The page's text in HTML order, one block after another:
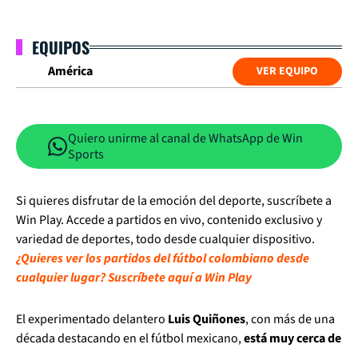
EQUIPOS
América VER EQUIPO
Quiero unirme al canal de WhatsApp de Win
Sports
Si quieres disfrutar de la emoción del deporte, suscríbete a
Win Play. Accede a partidos en vivo, contenido exclusivo y
variedad de deportes, todo desde cualquier dispositivo.
¿Quieres ver los partidos del fútbol colombiano desde
cualquier lugar? Suscríbete aquí a Win Play
El experimentado delantero Luis Quiñones, con más de una
década destacando en el fútbol mexicano,está muy cerca de